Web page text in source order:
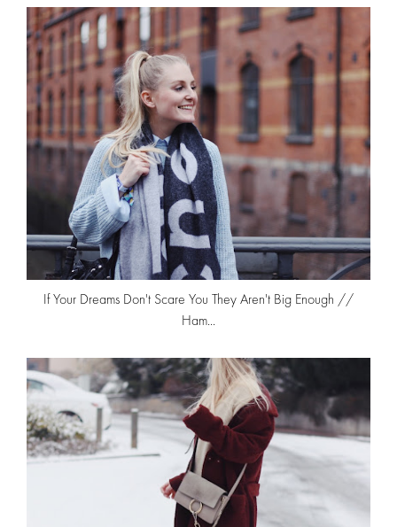
If Your Dreams Don't Scare You They Aren't Big Enough //
Ham...